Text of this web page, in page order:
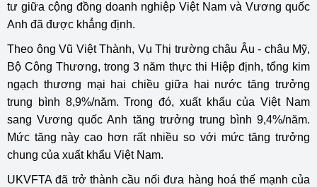
tư giữa cộng đồng doanh nghiệp Việt Nam và Vương quốc
Anh đã được khẳng định.
Theo ông Vũ Việt Thành, Vụ Thị trường châu Âu - châu Mỹ,
Bộ Công Thương, trong 3 năm thực thi Hiệp định, tổng kim
ngạch thương mại hai chiều giữa hai nước tăng trưởng
trung bình 8,9%/năm. Trong đó, xuất khẩu của Việt Nam
sang Vương quốc Anh tăng trưởng trung bình 9,4%/năm.
Mức tăng này cao hơn rất nhiều so với mức tăng trưởng
chung của xuất khẩu Việt Nam.
UKVFTA đã trở thành cầu nối đưa hàng hoá thế mạnh của